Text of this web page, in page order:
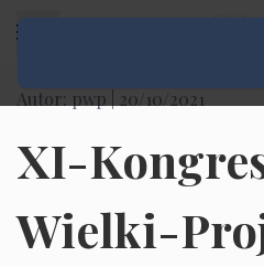
Autor: pwp | 20/10/2021
XI-
Wielki-